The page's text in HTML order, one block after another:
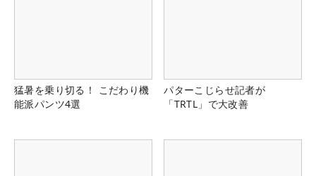
猛暑を乗り切る！ こだわり機
能派パンツ4選
パターこじらせ記者が
「TRTL」で大改善